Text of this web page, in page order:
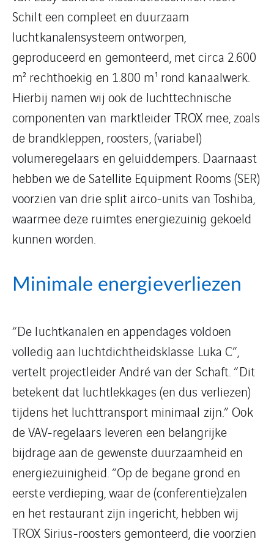
Schilt een compleet en duurzaam
luchtkanalensysteem ontworpen,
geproduceerd en gemonteerd, met circa 2.600
m² rechthoekig en 1.800 m¹ rond kanaalwerk.
Hierbij namen wij ook de luchttechnische
componenten van marktleider TROX mee, zoals
de brandkleppen, roosters, (variabel)
volumeregelaars en geluiddempers. Daarnaast
hebben we de Satellite Equipment Rooms (SER)
voorzien van drie split airco-units van Toshiba,
waarmee deze ruimtes energiezuinig gekoeld
kunnen worden.
Minimale energieverliezen
“De luchtkanalen en appendages voldoen
volledig aan luchtdichtheidsklasse Luka C”,
vertelt projectleider André van der Schaft. “Dit
betekent dat luchtlekkages (en dus verliezen)
tijdens het luchttransport minimaal zijn.” Ook
de VAV-regelaars leveren een belangrijke
bijdrage aan de gewenste duurzaamheid en
energiezuinigheid. “Op de begane grond en
eerste verdieping, waar de (conferentie)zalen
en het restaurant zijn ingericht, hebben wij
TROX Sirius-roosters gemonteerd, die voorzien